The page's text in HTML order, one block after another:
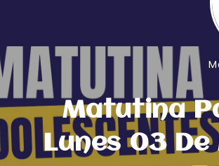
Matutina
Lunes 03